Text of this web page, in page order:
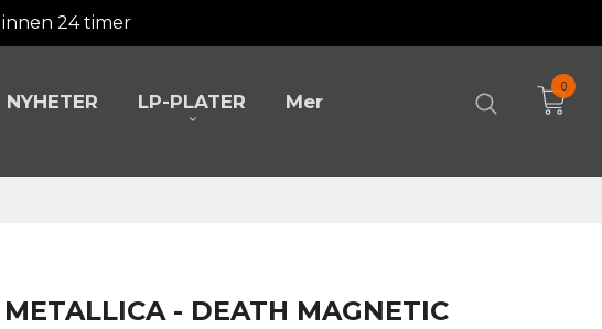
innen 24 timer
NYHETER LP-PLATER Mer
0
- DEATH MAGNETIC